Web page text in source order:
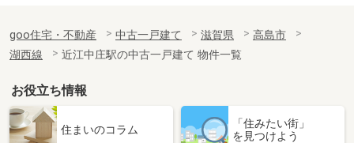
goo住宅・不動産 中古一戸建て 滋賀県
高島市
湖西線
近江中庄駅の中古一戸建て 物件一覧
お役立ち情報
住まいのコラム
「住みたい街」
を見つけよう